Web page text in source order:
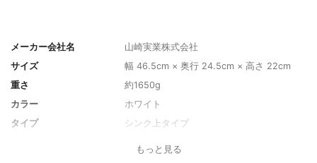
メーカー会社名
山崎実業株式会社
サイズ
幅 46.5cm × 奥行 24.5cm × 高さ 22cm
重さ
約1650g
カラー
ホワイト
タイプ
シンク上タイプ
本体：ステンレススチール（粉体塗装） バ
ー：天然木 ポケット：ABS樹脂
もっと見る